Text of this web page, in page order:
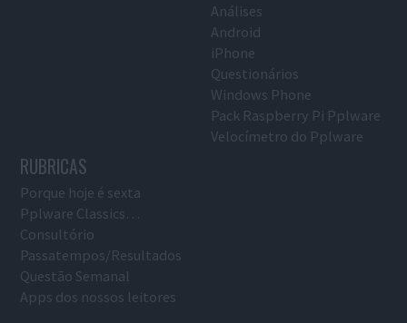
Análises
Android
iPhone
Questionários
Windows Phone
Pack Raspberry Pi Pplware
Velocímetro do Pplware
RUBRICAS
Porque hoje é sexta
Pplware Classics…
Consultório
Passatempos/Resultados
Questão Semanal
Apps dos nossos leitores